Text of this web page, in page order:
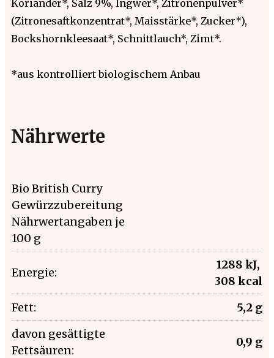
Koriander*, Salz 9%, Ingwer*, Zitronenpulver*
(Zitronesaftkonzentrat*, Maisstärke*, Zucker*),
Bockshornkleesaat*, Schnittlauch*, Zimt*.
*aus kontrolliert biologischem Anbau
Nährwerte
Bio British Curry
Gewürzzubereitung
Nährwertangaben je
100 g
Energie:
1288 kJ,
308 kcal
Fett:
5,2 g
davon gesättigte
Fettsäuren:
0,9 g